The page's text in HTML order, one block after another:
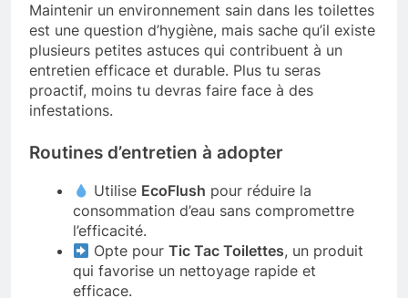
Maintenir un environnement sain dans les toilettes
est une question d’hygiène, mais sache qu’il existe
plusieurs petites astuces qui contribuent à un
entretien efficace et durable. Plus tu seras
proactif, moins tu devras faire face à des
infestations.
Routines d’entretien à adopter
Utilise EcoFlush pour réduire la
consommation d’eau sans compromettre
l’efficacité.
Opte pourTic Tac Toilettes, un produit
qui favorise un nettoyage rapide et
efficace.